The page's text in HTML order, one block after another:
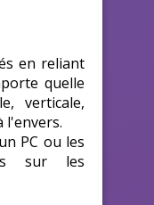
en reliant
quelle
verticale,
l'envers.
PC ou les
sur les